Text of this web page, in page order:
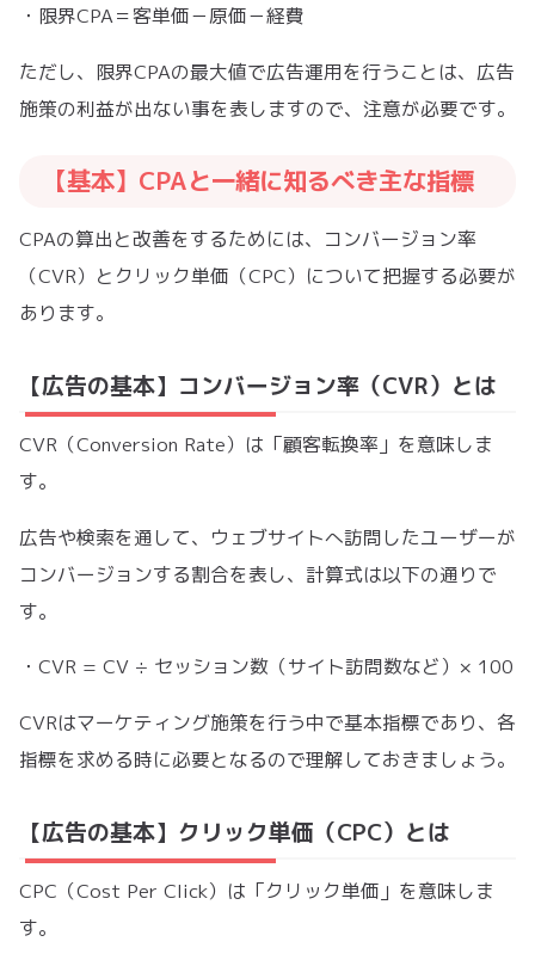
・限界CPA＝客単価－原価－経費
ただし、限界CPAの最大値で広告運用を行うことは、広告
施策の利益が出ない事を表しますので、注意が必要です。
【基本】CPAと一緒に知るべき主な指標
CPAの算出と改善をするためには、コンバージョン率
（CVR）とクリック単価（CPC）について把握する必要が
あります。
【広告の基本】コンバージョン率（CVR）とは
CVR（Conversion Rate）は「顧客転換率」を意味しま
す。
広告や検索を通して、ウェブサイトへ訪問したユーザーが
コンバージョンする割合を表し、計算式は以下の通りで
す。
・CVR = CV ÷ セッション数（サイト訪問数など）× 100
CVRはマーケティング施策を行う中で基本指標であり、各
指標を求める時に必要となるので理解しておきましょう。
【広告の基本】クリック単価（CPC）とは
CPC（Cost Per Click）は「クリック単価」を意味しま
す。